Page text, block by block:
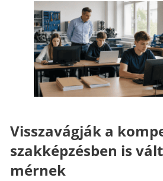
Visszavágják a
szakképzésben is
mérnek